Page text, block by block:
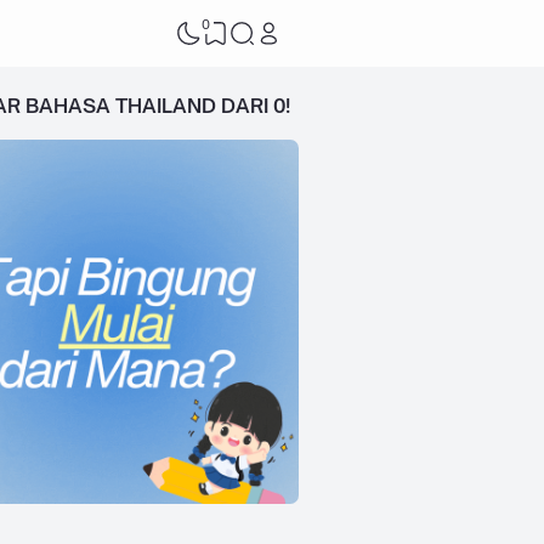
0
BAHASA THAILAND DARI 0!